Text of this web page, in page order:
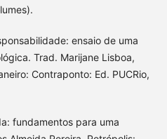
ensaio de uma
Trad. Marijane Lisboa,
Contraponto: Ed. PUCRio,
fundamentos para uma